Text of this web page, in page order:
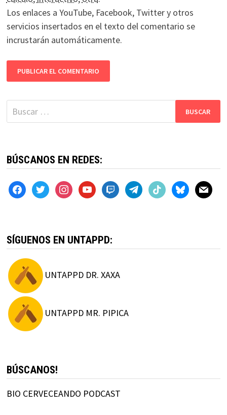
Los enlaces a YouTube, Facebook, Twitter y otros
servicios insertados en el texto del comentario se
incrustarán automáticamente.
Buscar:
BÚSCANOS EN REDES:
facebooktwitterinstagramyoutubetwitchtelegram
tiktok blueskymail
SÍGUENOS EN UNTAPPD:
UNTAPPD DR. XAXA
UNTAPPD MR. PIPICA
BÚSCANOS!
BIO CERVECEANDO PODCAST